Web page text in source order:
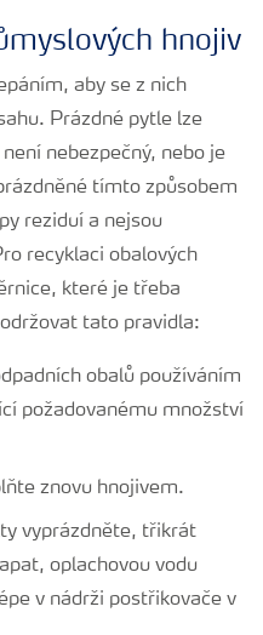
hnojiv
aby se z nich
Prázdné pytle lze
nebezpečný, nebo je
tímto způsobem
reziduí a nejsou
recyklaci obalových
které je třeba
tato pravidla:
obalů používáním
požadovanému množství
znovu hnojivem.
vyprázdněte, třikrát
oplachovou vodu
v nádrži postřikovače v